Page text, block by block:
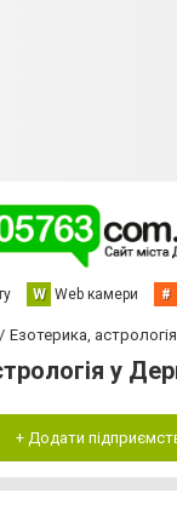
W Web камери #
Езотерика, астрологія
у
+ Додати